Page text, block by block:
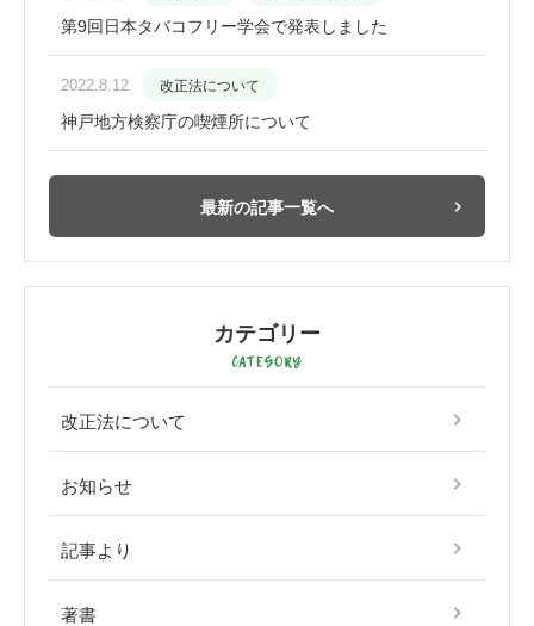
第9回日本タバコフリー学会で発表しました
2022.8.12 改正法について
神戸地方検察庁の喫煙所について
最新の記事一覧へ
カテゴリー
改正法について
お知らせ
記事より
著書